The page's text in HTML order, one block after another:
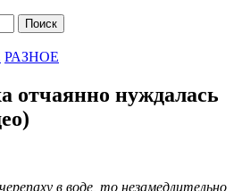
РАЗНОЕ
отчаянно нуждалась
в воде, то незамедлительно